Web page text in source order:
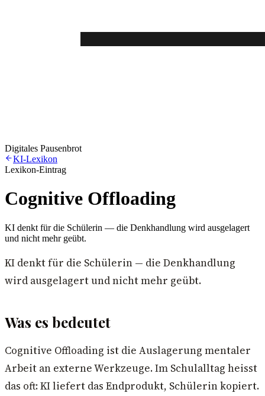
Digitales Pausenbrot
KI-Lexikon
Lexikon-Eintrag
Cognitive Offloading
KI denkt für die Schülerin — die Denkhandlung wird ausgelagert
und nicht mehr geübt.
KI denkt für die Schülerin — die Denkhandlung
wird ausgelagert und nicht mehr geübt.
Was es bedeutet
Cognitive Offloading ist die Auslagerung mentaler
Arbeit an externe Werkzeuge. Im Schulalltag heisst
das oft: KI liefert das Endprodukt, Schülerin kopiert.